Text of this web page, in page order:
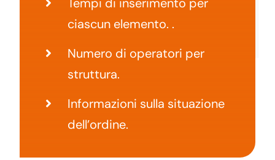
Tempi di inserimento per
ciascun elemento. .
Numero di operatori per
struttura.
Informazioni sulla situazione
dell’ordine.